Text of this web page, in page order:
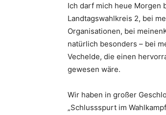
Ich darf mich heue Morgen
Landtagswahlkreis 2, bei
Organisationen, bei
natürlich besonders – bei
Vechelde, die einen
gewesen wäre.
Wir haben in großer
„Schlussspurt im